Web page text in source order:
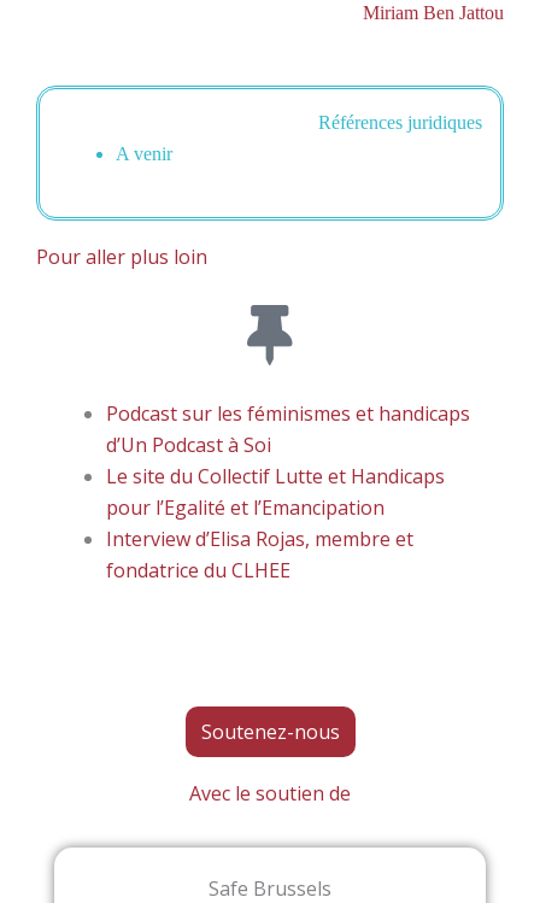
Miriam Ben Jattou
Références juridiques
A venir
Pour aller plus loin
Podcast sur les féminismes et handicaps
d’Un Podcast à Soi
Le site du Collectif Lutte et Handicaps
pour l’Egalité et l’Emancipation
Interview d’Elisa Rojas, membre et
fondatrice du CLHEE
Soutenez-nous
Avec le soutien de
Safe Brussels